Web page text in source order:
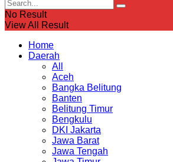
No Result
View All Result
Home
Daerah
All
Aceh
Bangka Belitung
Banten
Belitung Timur
Bengkulu
DKI Jakarta
Jawa Barat
Jawa Tengah